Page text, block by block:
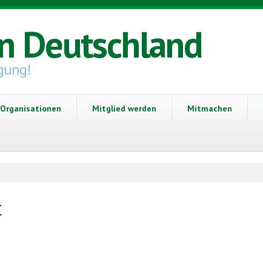
Deutschland
Organisationen Mitglied werden Mitmachen